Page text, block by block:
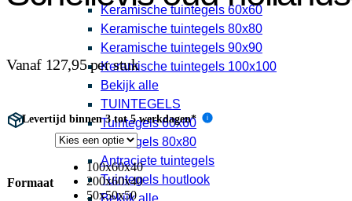
Keramische tuintegels 60x60
Keramische tuintegels 80x80
Keramische tuintegels 90x90
Keramische tuintegels 100x100
Bekijk alle
TUINTEGELS
Tuintegels 60x60
Tuintegels 80x80
Antraciete tuintegels
Tuintegels houtlook
Bekijk alle
Vanaf 127,95 per stuk
Levertijd binnen 3 tot 5 werkdagen* i
Formaat
100x60x40
200x60x40
50x50x50